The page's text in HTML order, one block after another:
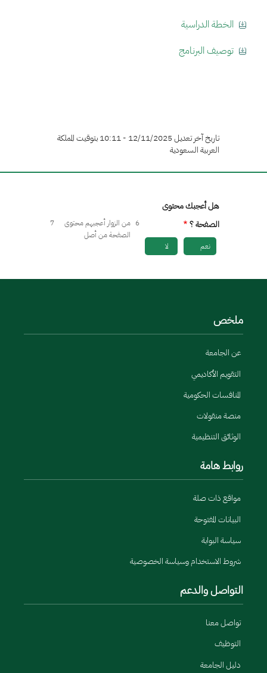
الخطة الدراسية
توصيف البرنامج
تاريخ آخر تعديل 12/11/2025 - 10:11 بتوقيت المملكة
العربية السعودية
هل أعجبك محتوى
الصفحة ؟
نعم لا
6 من الزوار أعجبهم محتوى
الصفحة من أصل
7
ملخص
عن الجامعة
التقويم الأكاديمي
المنافسات الحكومية
منصة منقولات
الوثائق التنظيمية
روابط هامة
مواقع ذات صلة
البيانات المفتوحة
سياسة البوابة
شروط الاستخدام وسياسة الخصوصية
التواصل والدعم
تواصل معنا
التوظيف
دليل الجامعة